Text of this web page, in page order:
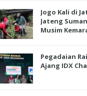
Jogo Kali di
Jateng
Musim
Pegadaian
Ajang IDX